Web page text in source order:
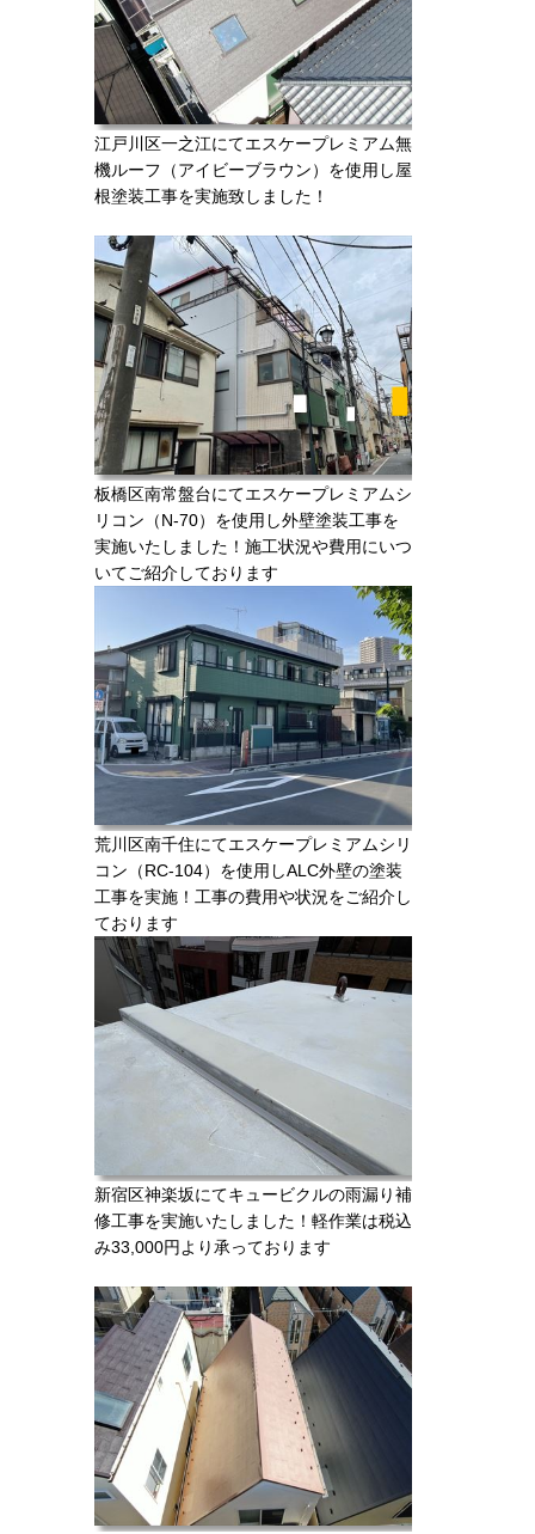
江戸川区一之江にてエスケープレミアム無
機ルーフ（アイビーブラウン）を使用し屋
根塗装工事を実施致しました！
板橋区南常盤台にてエスケープレミアムシ
リコン（N-70）を使用し外壁塗装工事を
実施いたしました！施工状況や費用にいつ
いてご紹介しております
荒川区南千住にてエスケープレミアムシリ
コン（RC-104）を使用しALC外壁の塗装
工事を実施！工事の費用や状況をご紹介し
ております
新宿区神楽坂にてキュービクルの雨漏り補
修工事を実施いたしました！軽作業は税込
み33,000円より承っております